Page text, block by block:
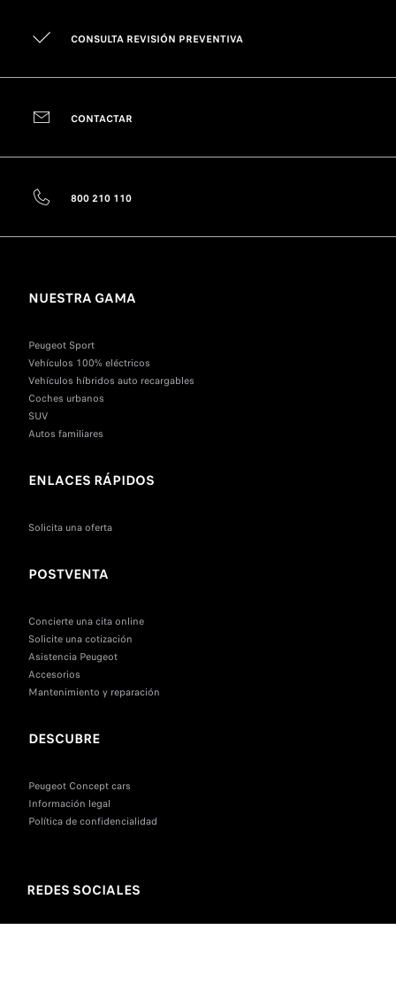
CONSULTA REVISIÓN PREVENTIVA
CONTACTAR
800 210 110
NUESTRA GAMA
Peugeot Sport
Vehículos 100% eléctricos
Vehículos híbridos auto recargables
Coches urbanos
SUV
Autos familiares
ENLACES RÁPIDOS
Solicita una oferta
POSTVENTA
Concierte una cita online
Solicite una cotización
Asistencia Peugeot
Accesorios
Mantenimiento y reparación
DESCUBRE
Peugeot Concept cars
Información legal
Política de confidencialidad
REDES SOCIALES